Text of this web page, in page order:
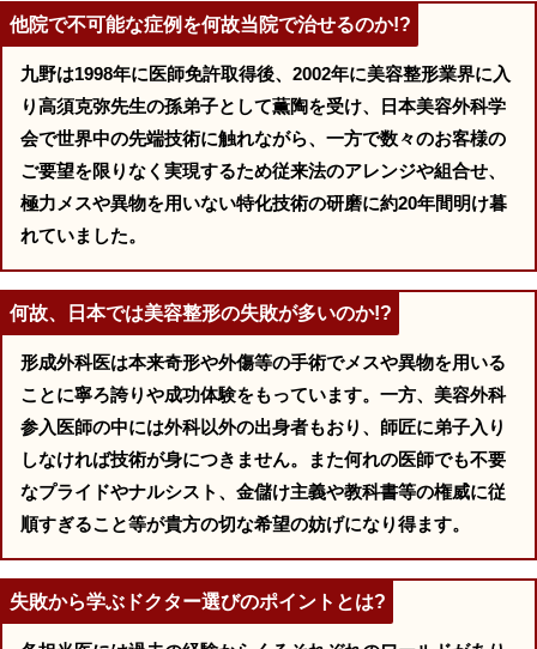
他院で不可能な症例を何故当院で治せるのか!?
九野は1998年に医師免許取得後、2002年に美容整形業界に入
り高須克弥先生の孫弟子として薫陶を受け、日本美容外科学
会で世界中の先端技術に触れながら、一方で数々のお客様の
ご要望を限りなく実現するため従来法のアレンジや組合せ、
極力メスや異物を用いない特化技術の研磨に約20年間明け暮
れていました。
何故、日本では美容整形の失敗が多いのか!?
形成外科医は本来奇形や外傷等の手術でメスや異物を用いる
ことに寧ろ誇りや成功体験をもっています。一方、美容外科
参入医師の中には外科以外の出身者もおり、師匠に弟子入り
しなければ技術が身につきません。また何れの医師でも不要
なプライドやナルシスト、金儲け主義や教科書等の権威に従
順すぎること等が貴方の切な希望の妨げになり得ます。
失敗から学ぶドクター選びのポイントとは?